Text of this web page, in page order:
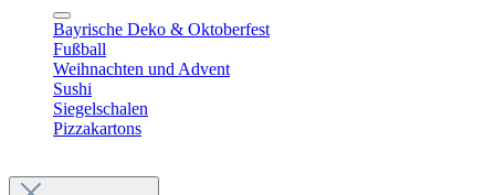
Bayrische Deko & Oktoberfest
Fußball
Weihnachten und Advent
Sushi
Siegelschalen
Pizzakartons